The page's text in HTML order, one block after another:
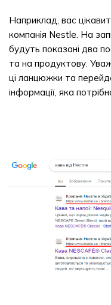
Наприклад, вас
компанія Nestle. На
будуть показані два
та на продуктову.
ці ланцюжки та
інформації, яка